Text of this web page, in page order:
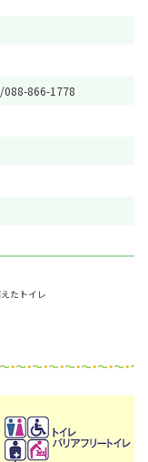
088-866-1778
たトイレ